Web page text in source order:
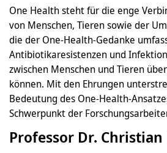
One Health steht für die enge
von Menschen, Tieren sowie der
die der One-Health-Gedanke
Antibiotikaresistenzen und
zwischen Menschen und Tieren
können. Mit den Ehrungen
Bedeutung des One-Health-
Schwerpunkt der
Professor Dr.